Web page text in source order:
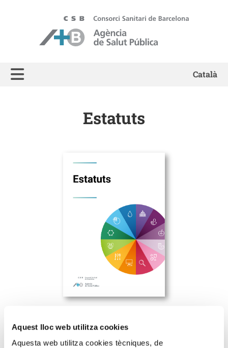
Aquest lloc web utilitza cookies
Aquesta web utilitza cookies tècniques, de
ASPB - Agència de Salut Pública de Barcelona
Català
Estatuts